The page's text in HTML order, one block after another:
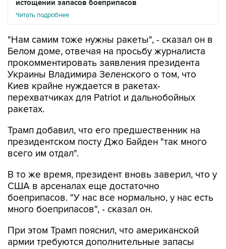
истощении запасов боеприпасов
Читать подробнее
"Нам самим тоже нужны ракеты", - сказал он в
Белом доме, отвечая на просьбу журналиста
прокомментировать заявления президента
Украины Владимира Зеленского о том, что
Киев крайне нуждается в ракетах-
перехватчиках для Patriot и дальнобойных
ракетах.
Трамп добавил, что его предшественник на
президентском посту Джо Байден "так много
всего им отдал".
В то же время, президент вновь заверил, что у
США в арсеналах еще достаточно
боеприпасов. "У нас все нормально, у нас есть
много боеприпасов", - сказал он.
При этом Трамп пояснил, что американской
армии требуются дополнительные запасы